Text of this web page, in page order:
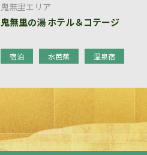
鬼無里エリア
鬼無里の湯 ホテル＆コテージ
宿泊 水芭蕉 温泉宿